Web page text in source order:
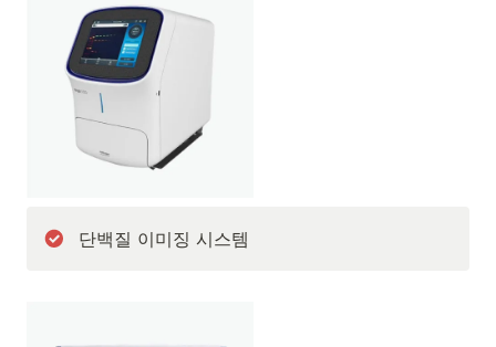
단백질 이미징 시스템